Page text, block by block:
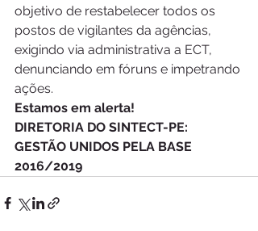
objetivo de restabelecer todos os
postos de vigilantes da agências,
exigindo via administrativa a ECT,
denunciando em fóruns e impetrando
ações.
Estamos em alerta!
DIRETORIA DO SINTECT-PE:
GESTÃO UNIDOS PELA BASE
2016/2019